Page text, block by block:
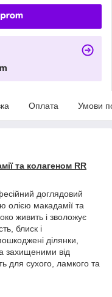
Оплата Умови
та колагеном RR
доглядовий
олією макадамії та
живить і зволожує
блиск і
ділянки,
захищеними від
для сухого, ламкого та